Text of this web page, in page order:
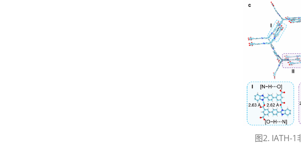
图2. IATH-1